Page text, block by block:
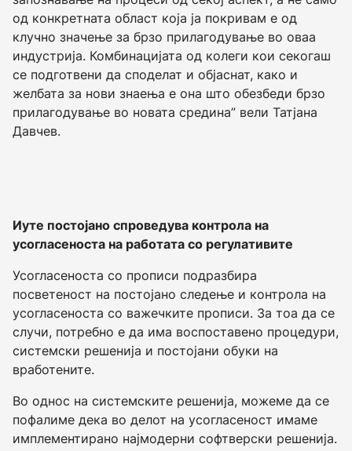
од конкретната област која ја покривам е од
клучно значење за брзо прилагодување во оваа
индустрија. Комбинацијата од колеги кои секогаш
се подготвени да споделат и објаснат, како и
желбата за нови знаења е она што обезбеди брзо
прилагодување во новата средина” вели Татјана
Давчев.
Иуте постојано спроведува контрола на
усогласеноста на работата со регулативите
Усогласеноста со прописи подразбира
посветеност на постојано следење и контрола на
усогласеноста со важечките прописи. За тоа да се
случи, потребно е да има воспоставено процедури,
системски решенија и постојани обуки на
вработените.
Во однос на системските решенија, можеме да се
пофалиме дека во делот на усогласеност имаме
имплементирано најмодерни софтверски решенија.